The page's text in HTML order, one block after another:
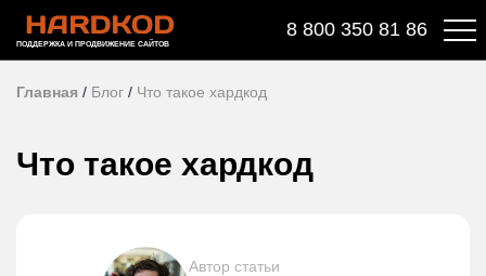
ПОДДЕРЖКА И ПРОДВИЖЕНИЕ САЙТОВ
8 800 350 81 86
Главная / Блог / Что такое хардкод
Что такое хардкод
Автор статьи